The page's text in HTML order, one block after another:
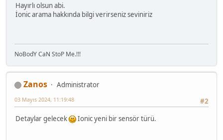
Hayırlı olsun abi.
İonic arama hakkında bilgi verirseniz seviniriz
NoBodY CaN StoP Me.!!!
Zanos
Administrator
#2
03 Mayıs 2024, 11:19:48
Detaylar gelecek Ionic yeni bir sensör türü.